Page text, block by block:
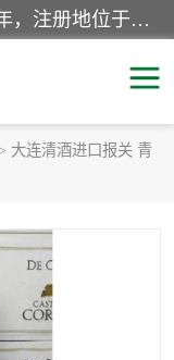
上海青禾贸易有限公司成立于2020年，注册地位于上海市宝山区。经营范围包括：机械设备、五金制品、劳防用品、电子产品、塑胶制品、家具、模具、纺织品、仪器仪表、建筑材料、装饰材料、化工产品、金属制品、机车配件等货物进出口报关、清关服务。
> 大连清酒进口报关 青
清关
清关
口清关